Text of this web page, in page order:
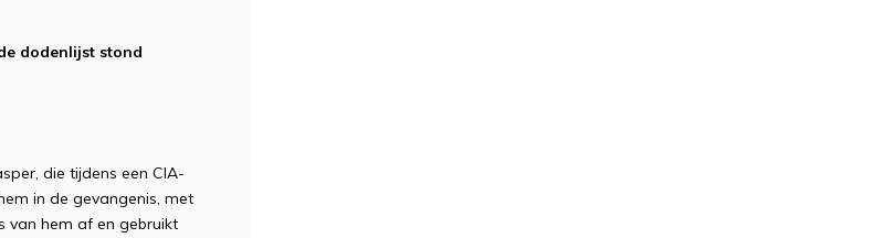
dodenlijst stond
die tijdens een CIA-
in de gevangenis, met
van hem af en gebruikt